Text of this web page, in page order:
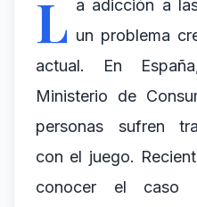
L a adicción a
un problema
actual. En
Ministerio de
personas sufren
con el juego.
conocer el caso